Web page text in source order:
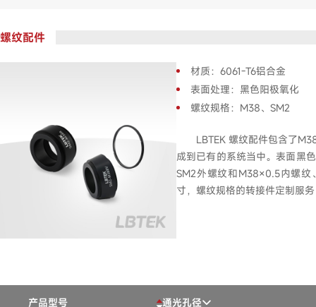
螺纹配件
材质：6061-T6铝合金
表面处理：黑色阳极氧化
螺纹规格：M38、SM2
LBTEK 螺纹配件包含了
成到已有的系统当中。表面黑
SM2外螺纹和M38×0.5内螺纹
寸，螺纹规格的转接件定制服
产品型号 通光孔径